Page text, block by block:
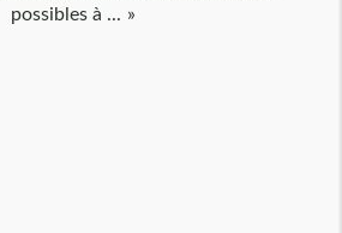
possibles à ...